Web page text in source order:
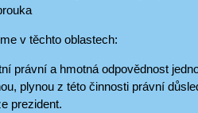
v těchto oblastech:
právní a hmotná odpovědnost
plynou z této činnosti právní
prezident.